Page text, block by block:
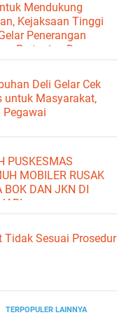
Mendukung
Kejaksaan Tinggi
Penerangan
Pertanian Dan
Deli Gelar Cek
untuk Masyarakat,
Pegawai
PUSKESMAS
MOBILER RUSAK
BOK DAN JKN DI
Tidak Sesuai Prosedur
TERPOPULER LAINNYA